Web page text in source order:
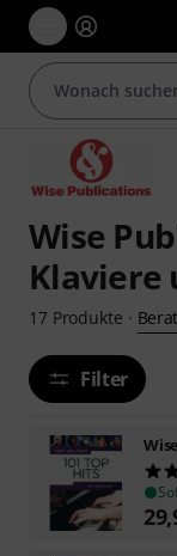
Wise
Klaviere
17 Produkte ·
Filter